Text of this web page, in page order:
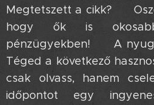
Megtetszett a cikk? 😉
hogy ők is
pénzügyekben! 🤝 A
Téged a következő
csak olvass, hanem
időpontot egy